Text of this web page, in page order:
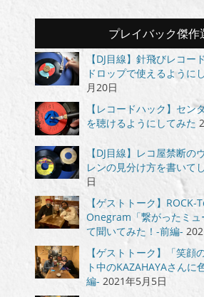
プレイバック傑作
【DJ目線】針飛びレコー
ドロップで使えるように
月20日
【レコードハック】セン
を聴けるようにしてみた
【DJ目線】レコ屋禁断の
レンの見分け方を書いて
日
【ゲストトーク】ROCK-
Onegram「繋がったミュ
て聞いてみた！-前編-
【ゲストトーク】「笑顔
ト中のKAZAHAYAさんに
編- 2021年5月5日